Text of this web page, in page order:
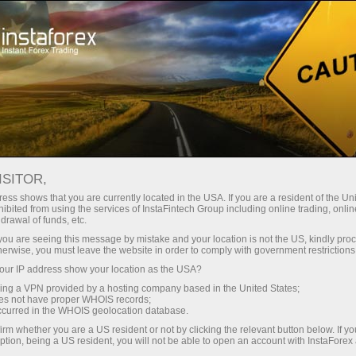
С InstaForex вы получаете
конкурентным возможностям:
кредитное плечо до 1:5000, одни
из лучших спредов и комиссий
на рынке, а также
привлекательные условия для
торговли акциями и индексами
Минимальные
Бонус 30%
на каждый депозит
Скорость
в трейдинге и на трассе
shows that you are currently located in the USA. If you are a resident of the
from using the services of InstaFintech Group including online trading,
of funds, etc.
are seeing this message by mistake and your location is not the US, kindly
you must leave the website in order to comply with government
IP address show your location as the USA?
a VPN provided by a hosting company based in the United States;
not have proper WHOIS records;
in the WHOIS geolocation database.
whether you are a US resident or not by clicking the relevant button below. If
being a US resident, you will not be able to open an account with InstaForex